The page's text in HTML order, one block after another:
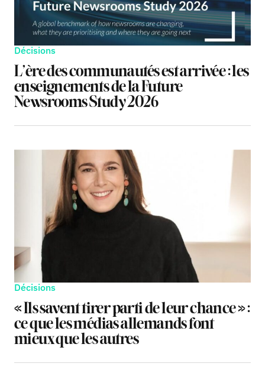
Décisions
L’ère des communautés est arrivée : les
enseignements de la Future
Newsrooms Study 2026
Décisions
« Ils savent tirer parti de leur chance » :
ce que les médias allemands font
mieux que les autres